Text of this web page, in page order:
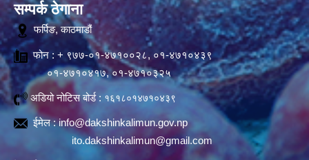
सम्पर्क ठेगाना
फर्पिङ, काठमाडौं
फोन : + ९७७-०१-४७१००२८, ०१-४७१०४३९
०१-४७१०४१७, ०१-४७१०३२५
अडियो नोटिस बोर्ड : १६१८०१४७१०४३९
ईमेल :info@dakshinkalimun.gov.np
ito.dakshinkalimun@gmail.com